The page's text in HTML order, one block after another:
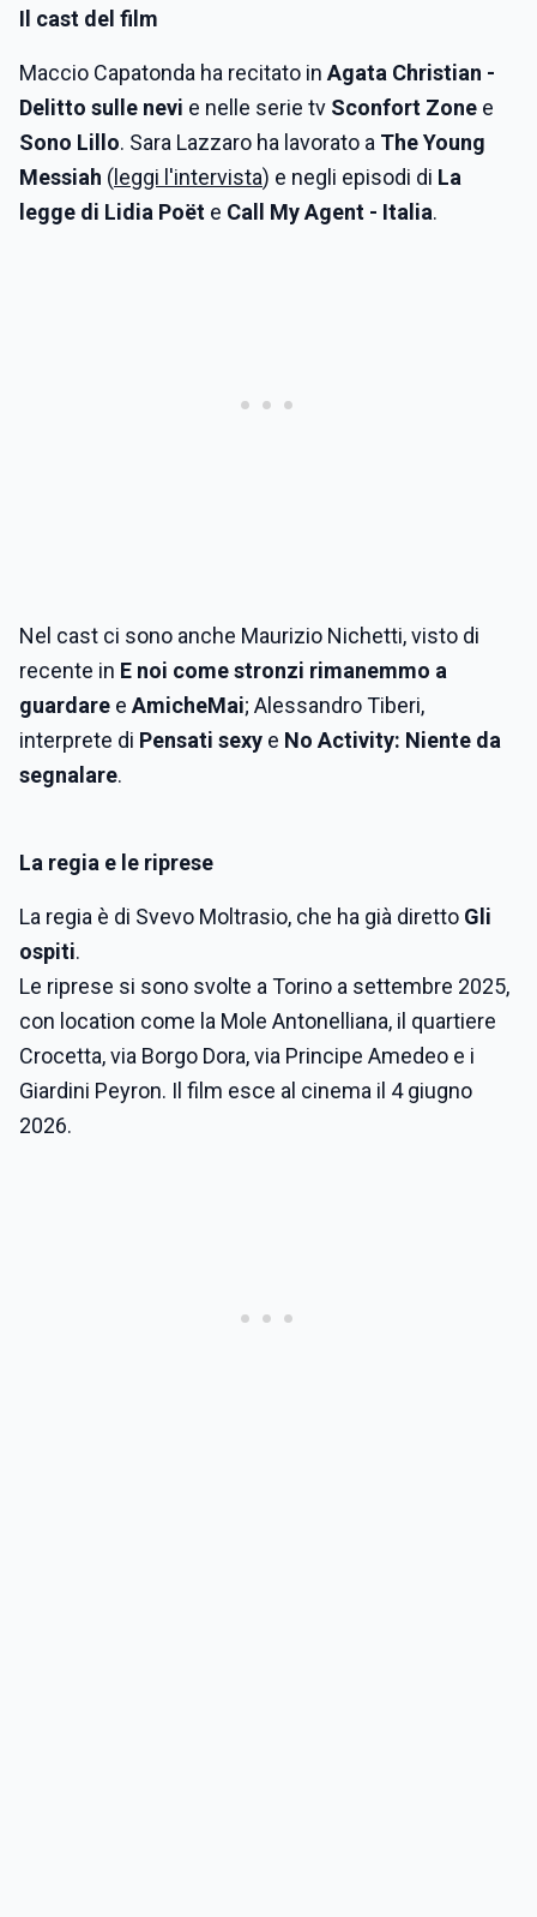
Il cast del film
Maccio Capatonda ha recitato in Agata Christian -
Delitto sulle nevi e nelle serie tv Sconfort Zone e
Sono Lillo. Sara Lazzaro ha lavorato a The Young
Messiah ( leggi l'intervista) e negli episodi di La
legge di Lidia Poët e Call My Agent - Italia.
Nel cast ci sono anche Maurizio Nichetti, visto di
recente in E noi come stronzi rimanemmo a
guardare e AmicheMai; Alessandro Tiberi,
interprete di Pensati sexy e No Activity: Niente da
segnalare.
La regia e le riprese
La regia è di Svevo Moltrasio, che ha già diretto Gli
ospiti.
Le riprese si sono svolte a Torino a settembre 2025,
con location come la Mole Antonelliana, il quartiere
Crocetta, via Borgo Dora, via Principe Amedeo e i
Giardini Peyron. Il film esce al cinema il 4 giugno
2026.